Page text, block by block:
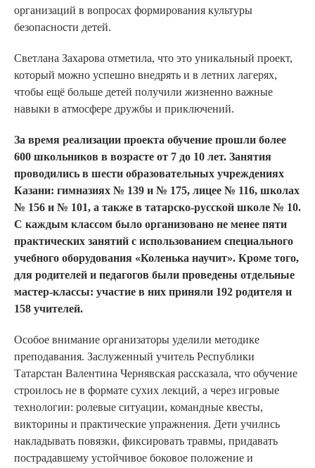
организаций в вопросах формирования культуры
безопасности детей.
Светлана Захарова отметила, что это уникальный проект,
который можно успешно внедрять и в летних лагерях,
чтобы ещё больше детей получили жизненно важные
навыки в атмосфере дружбы и приключений.
За время реализации проекта обучение прошли более
600 школьников в возрасте от 7 до 10 лет. Занятия
проводились в шести образовательных учреждениях
Казани: гимназиях № 139 и № 175, лицее № 116, школах
№ 156 и № 101, а также в татарско-русской школе № 10.
С каждым классом было организовано не менее пяти
практических занятий с использованием специального
учебного оборудования «Коленька научит». Кроме того,
для родителей и педагогов были проведены отдельные
мастер-классы: участие в них приняли 192 родителя и
158 учителей.
Особое внимание организаторы уделили методике
преподавания. Заслуженный учитель Республики
Татарстан Валентина Чернявская рассказала, что обучение
строилось не в формате сухих лекций, а через игровые
технологии: ролевые ситуации, командные квесты,
викторины и практические упражнения. Дети учились
накладывать повязки, фиксировать травмы, придавать
пострадавшему устойчивое боковое положение и